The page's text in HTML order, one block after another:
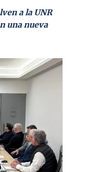
a la UNR
una nueva